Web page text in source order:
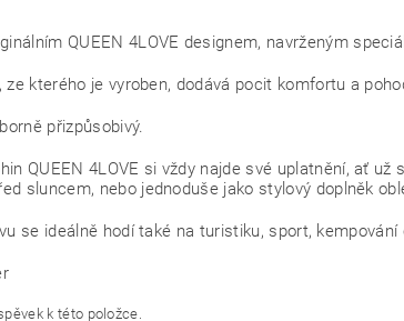
QUEEN 4LOVE designem, navrženým
kterého je vyroben, dodává pocit komfortu a
přizpůsobivý.
QUEEN 4LOVE si vždy najde své uplatnění, ať
sluncem, nebo jednoduše jako stylový doplněk
se ideálně hodí také na turistiku, sport, kempování
k této položce.